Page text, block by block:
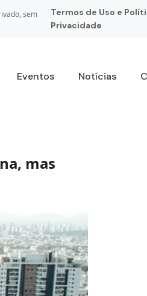
sem
Termos de Uso e
Privacidade
Eventos Notícias
mas